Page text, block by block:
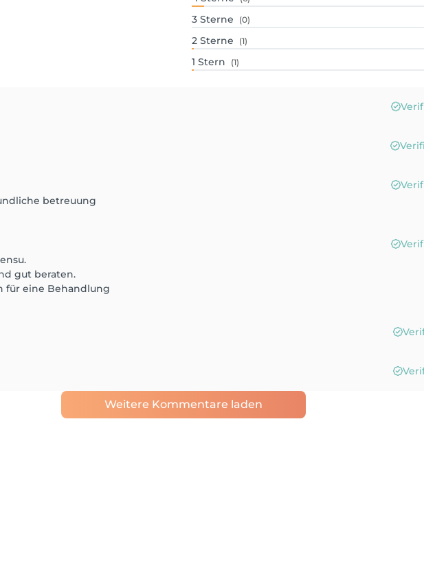
3 Sterne (0)
2 Sterne (1)
1 Stern (1)
betreuung
gut beraten.
für eine Behandlung
Weitere Kommentare laden